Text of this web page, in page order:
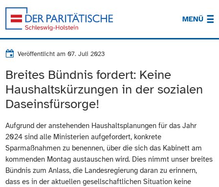
MENÜ
Veröffentlicht am07. Juli 2023
Breites Bündnis fordert: Keine
Haushaltskürzungen in der sozialen
Daseinsfürsorge!
Aufgrund der anstehenden Haushaltsplanungen für das Jahr
2024 sind alle Ministerien aufgefordert, konkrete
Sparmaßnahmen zu benennen, über die sich das Kabinett am
kommenden Montag austauschen wird. Dies nimmt unser breites
Bündnis zum Anlass, die Landesregierung daran zu erinnern,
dass es in der aktuellen gesellschaftlichen Situation keine